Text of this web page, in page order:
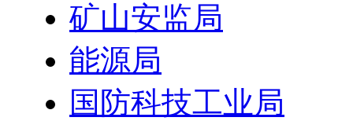
矿山安监局
能源局
国防科技工业局